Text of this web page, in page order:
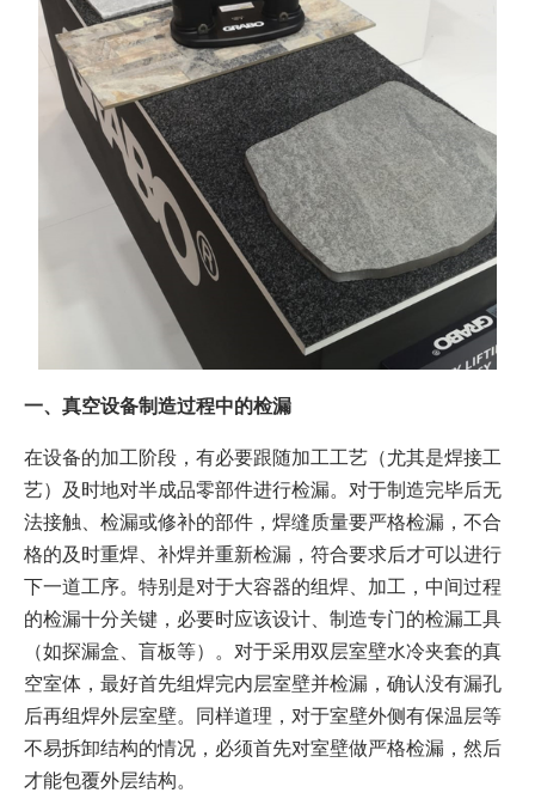
一、真空设备制造过程中的检漏
在设备的加工阶段，有必要跟随加工工艺（尤其是焊接工
艺）及时地对半成品零部件进行检漏。对于制造完毕后无
法接触、检漏或修补的部件，焊缝质量要严格检漏，不合
格的及时重焊、补焊并重新检漏，符合要求后才可以进行
下一道工序。特别是对于大容器的组焊、加工，中间过程
的检漏十分关键，必要时应该设计、制造专门的检漏工具
（如探漏盒、盲板等）。对于采用双层室壁水冷夹套的真
空室体，最好首先组焊完内层室壁并检漏，确认没有漏孔
后再组焊外层室壁。同样道理，对于室壁外侧有保温层等
不易拆卸结构的情况，必须首先对室壁做严格检漏，然后
才能包覆外层结构。